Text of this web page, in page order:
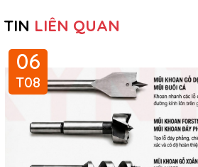
TIN LIÊN QUAN
06
T08